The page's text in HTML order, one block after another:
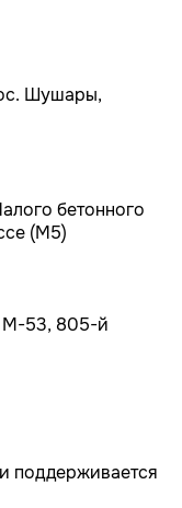
Шушары,
бетонного
(М5)
M-53, 805-й
поддерживается